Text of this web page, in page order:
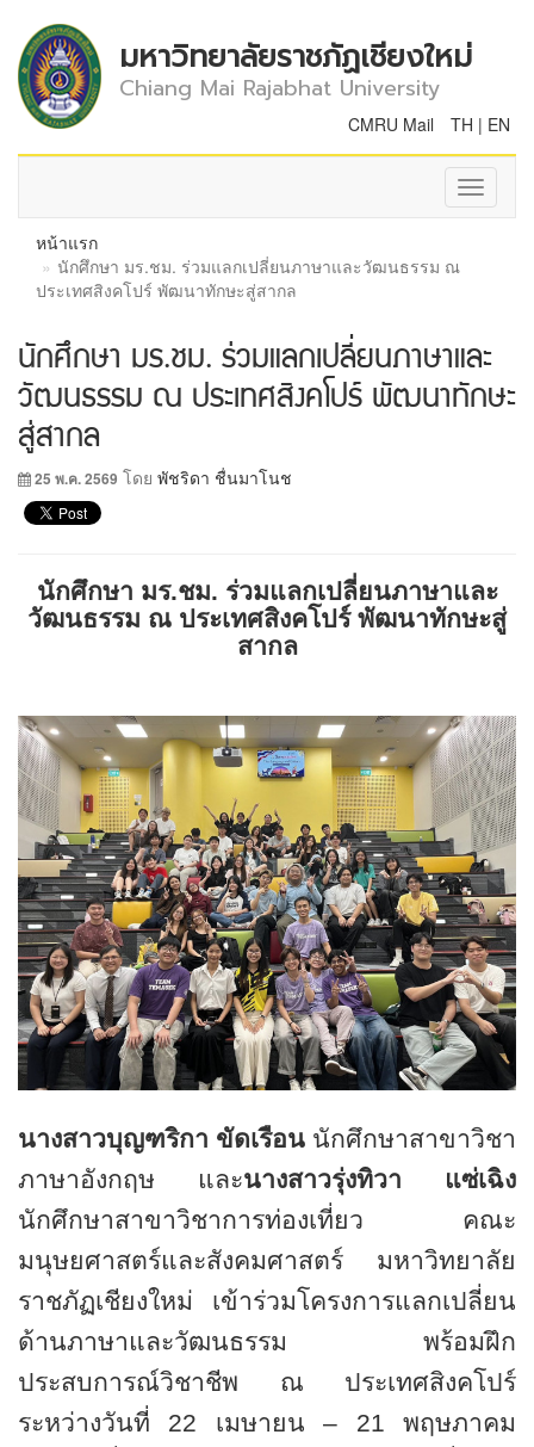
มหาวิทยาลัยราชภัฏเชียงใหม่
Chiang Mai Rajabhat University
CMRU Mail TH | EN
Toggle
หน้าแรก
นักศึกษา มร.ชม. ร่วมแลกเปลี่ยนภาษาและวัฒนธรรม ณ
ประเทศสิงคโปร์ พัฒนาทักษะสู่สากล
นักศึกษา มร.ชม. ร่วมแลกเปลี่ยนภาษาและ
วัฒนธรรม ณ ประเทศสิงคโปร์ พัฒนาทักษะ
สู่สากล
25 พ.ค. 2569 โดย พัชริดา ชื่นมาโนช
นักศึกษา มร.ชม. ร่วมแลกเปลี่ยนภาษาและ
วัฒนธรรม ณ ประเทศสิงคโปร์ พัฒนาทักษะสู่
สากล
นางสาวบุญฑริกา ขัดเรือน นักศึกษาสาขาวิชา
ภาษาอังกฤษ และนางสาวรุ่งทิวา แซ่เฉิง
นักศึกษาสาขาวิชาการท่องเที่ยว คณะ
มนุษยศาสตร์และสังคมศาสตร์ มหาวิทยาลัย
ราชภัฏเชียงใหม่ เข้าร่วมโครงการแลกเปลี่ยน
ด้านภาษาและวัฒนธรรม พร้อมฝึก
ประสบการณ์วิชาชีพ ณ ประเทศสิงคโปร์
ระหว่างวันที่ 22 เมษายน – 21 พฤษภาคม